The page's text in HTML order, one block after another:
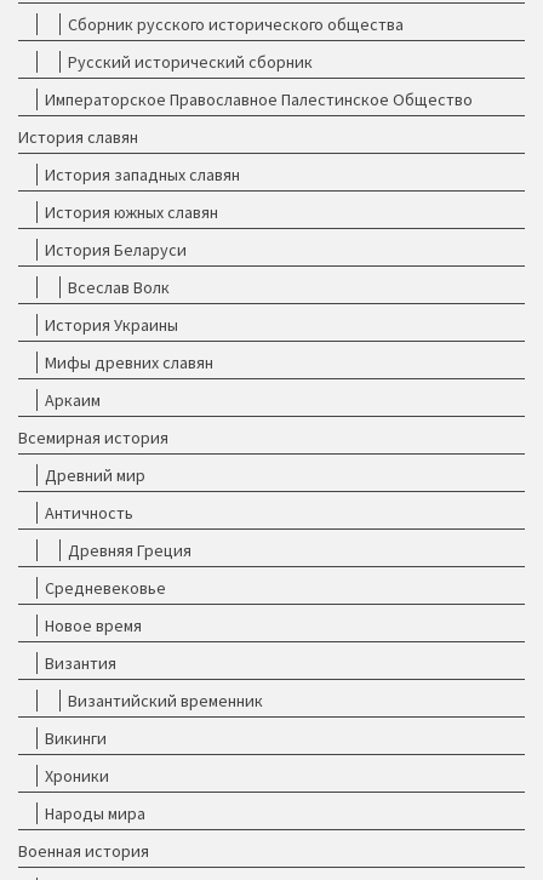
Сборник русского исторического общества
Русский исторический сборник
Императорское Православное Палестинское Общество
История славян
История западных славян
История южных славян
История Беларуси
Всеслав Волк
История Украины
Мифы древних славян
Аркаим
Всемирная история
Древний мир
Античность
Древняя Греция
Средневековье
Новое время
Византия
Византийский временник
Викинги
Хроники
Народы мира
Военная история